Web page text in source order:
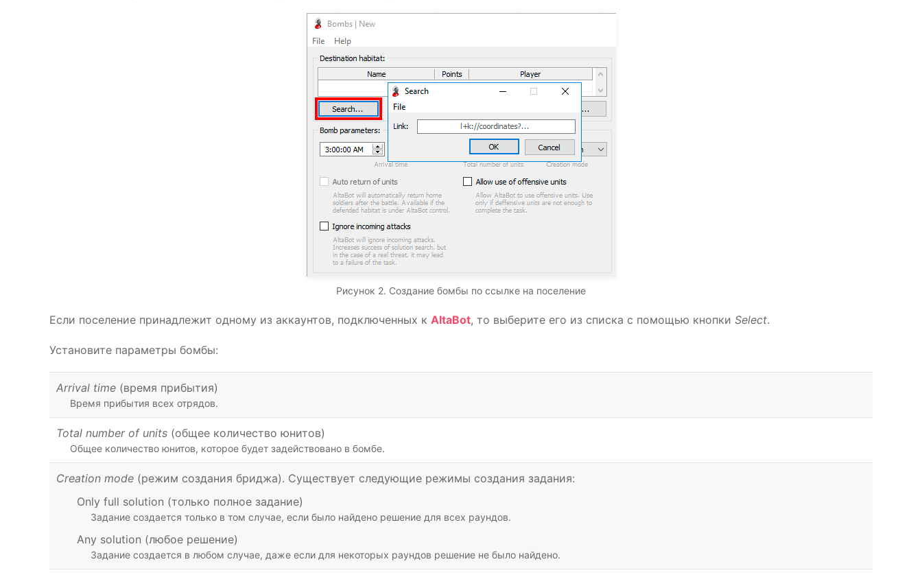
Рисунок 2. Создание бомбы по ссылке на поселение
Если поселение принадлежит одному из аккаунтов, подключенных к AltaBot, то выберите его из списка с помощью кнопки Select.
Установите параметры бомбы:
Arrival time (время прибытия)
Время прибытия всех отрядов.
Total number of units (общее количество юнитов)
Общее количество юнитов, которое будет задействовано в бомбе.
Creation mode (режим создания бриджа). Существует следующие режимы создания задания:
Only full solution (только полное задание)
Задание создается только в том случае, если было найдено решение для всех раундов.
Any solution (любое решение)
Задание создается в любом случае, даже если для некоторых раундов решение не было найдено.